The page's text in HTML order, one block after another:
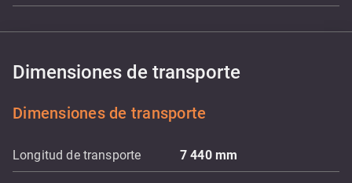
Dimensiones de transporte
Dimensiones de transporte
Longitud de transporte 7 440 mm